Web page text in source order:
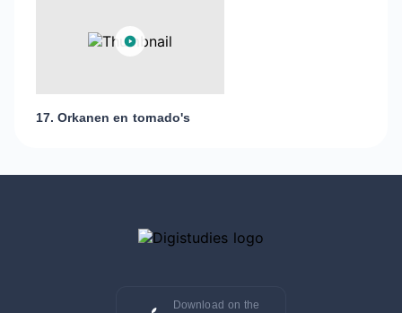
17. Orkanen en tornado's
Download on the